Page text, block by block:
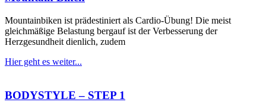
Mountainbiken ist prädestiniert als Cardio-Übung! Die meist
gleichmäßige Belastung bergauf ist der Verbesserung der
Herzgesundheit dienlich, zudem
Hier geht es weiter...
BODYSTYLE – STEP 1